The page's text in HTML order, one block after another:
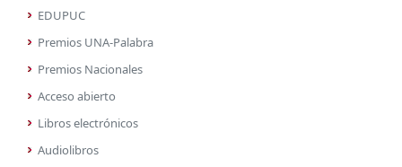
EDUPUC
Premios UNA-Palabra
Premios Nacionales
Acceso abierto
Libros electrónicos
Audiolibros